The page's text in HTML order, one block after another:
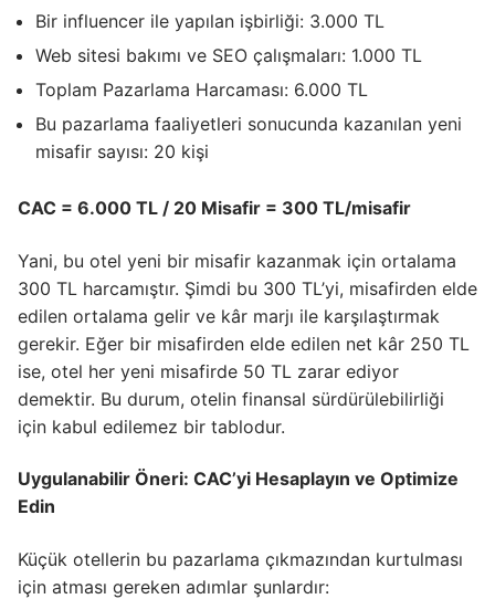
Bir influencer ile yapılan işbirliği: 3.000 TL
Web sitesi bakımı ve SEO çalışmaları: 1.000 TL
Toplam Pazarlama Harcaması: 6.000 TL
Bu pazarlama faaliyetleri sonucunda kazanılan yeni
misafir sayısı: 20 kişi
CAC = 6.000 TL / 20 Misafir = 300 TL/misafir
Yani, bu otel yeni bir misafir kazanmak için ortalama
300 TL harcamıştır. Şimdi bu 300 TL’yi, misafirden elde
edilen ortalama gelir ve kâr marjı ile karşılaştırmak
gerekir. Eğer bir misafirden elde edilen net kâr 250 TL
ise, otel her yeni misafirde 50 TL zarar ediyor
demektir. Bu durum, otelin finansal sürdürülebilirliği
için kabul edilemez bir tablodur.
Uygulanabilir Öneri: CAC’yi Hesaplayın ve Optimize
Edin
Küçük otellerin bu pazarlama çıkmazından kurtulması
için atması gereken adımlar şunlardır: